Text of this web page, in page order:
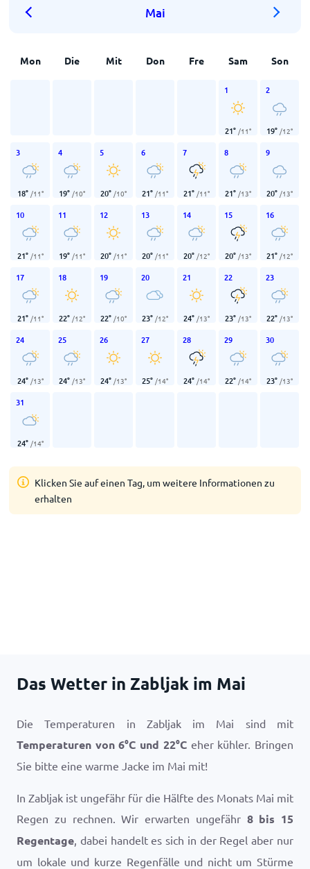
Mai
Mon Die Mit Don Fre Sam Son
1
21° /11°
2
19° /12°
3
18° /11°
4
19° /10°
5
20° /10°
6
21° /11°
7
21° /11°
8
21° /13°
9
20° /13°
10
21° /11°
11
19° /11°
12
20° /11°
13
20° /11°
14
20° /12°
15
20° /13°
16
21° /12°
17
21° /11°
18
22° /12°
19
22° /10°
20
23° /12°
21
24° /13°
22
23° /13°
23
22° /13°
24
24° /13°
25
24° /13°
26
24° /13°
27
25° /14°
28
24° /14°
29
22° /14°
30
23° /13°
31
24° /14°
Klicken Sie auf einen Tag, um weitere Informationen zu
erhalten
Das Wetter in Zabljak im Mai
Die Temperaturen in Zabljak im Mai sind mit
Temperaturen von6°C und 22°Ceher kühler. Bringen
Sie bitte eine warme Jacke im Mai mit!
In Zabljak ist ungefähr für die Hälfte des Monats Mai mit
Regen zu rechnen. Wir erwarten ungefähr 8 bis 15
Regentage, dabei handelt es sich in der Regel aber nur
um lokale und kurze Regenfälle und nicht um Stürme